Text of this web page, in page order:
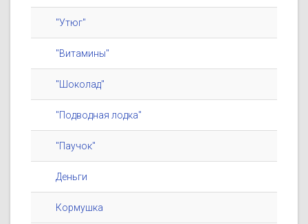
"Утюг"
"Витамины"
"Шоколад"
"Подводная лодка"
"Паучок"
Деньги
Кормушка